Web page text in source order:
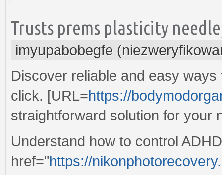
Trusts prems plasticity
imyupabobegfe
Discover reliable and easy
click. [URL=https://
straightforward solution for your
Understand how to control
href="https://